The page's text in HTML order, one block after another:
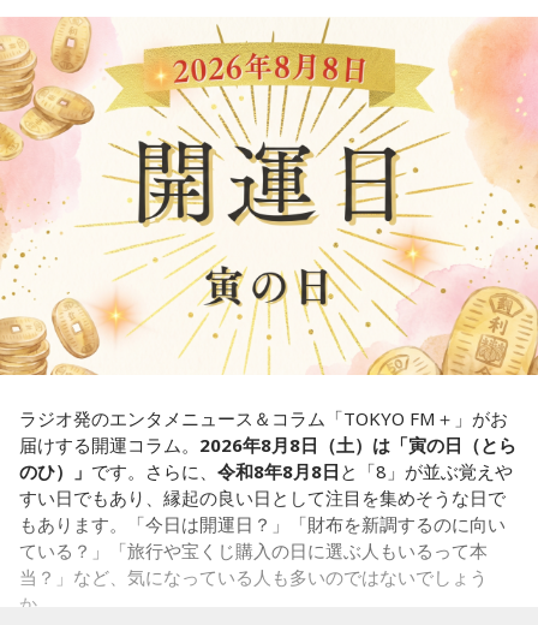
いくような“若さ”をすごく感じました。
次回8月8日（土）の放送は、シンガーソングライター・バー
チャルYouTuberのぼっちぼろまるさんをゲストに迎えてお届
けします。
----------------------------------------------------
この日の放送をradikoタイムフリーで聴く
※放送エリア外の方は、プレミアム会員の登録でご利用いた
だけます。
----------------------------------------------------
＜番組概要＞
番組名：JA全農 COUNTDOWN JAPAN
ト
放送日時：毎週土曜 13:00～13:53
パーソナリティ：遠山大輔（グランジ）、潮紗理菜
番組Webサイト：https://www.tfm.co.jp/countdownjapan/
番組公式X：
@JA_CDJ
ことであれば、もしかしたら悩んでいた時期は体調が不安定
だったかもしれない。だって、普段だったら前向きにいける
ところが、何かふと不安になっちゃったりするでしょう。
例えば、小さいお子さんがいるときって、やっぱり楽しいけ
れど身体がついていけないときって、ちょっと子育てが憂鬱
になったりする時って出ちゃうじゃないですか。子どもの元
気な「キャー！」というのも、元気なときには「もう！」と
いうくらいで済むけれど、頭が痛いときはキツイもんね。そ
ういうことなんですよね。
自分の体力、コンディション。「元気」の「気」は中がお米
（氣）だから、しっかり食べて、元気をつけていってくださ
い。それも、仕事のうちです。
パートナーの奥迫協子、パーソナリティの江原啓之
●江原啓之 今夜の格言
「フィジカルはスピリチュアルの基本です」
【解説】
この心理テストでわかることは、あなたの「我慢しすぎ・自
己主張ニガテ度」です。
ダムの水は「溜め込んだ本音や感情」を暗示しています。ダ
ムの何が気になったかで、あなたがなぜ言いたいことを飲み
込んでしまうのか……その理由と、我慢の深さがわかります。
【解答】
1．こぼれてしまわないか……我慢しすぎ度90％
限界が気になったあなた。本音をギリギリまで溜め込んでい
ませんか。「嫌われるかも」という不安から、言葉を飲み込
み続けてきたのでは。でも、あなたが少し本音を見せても、
大切な人は離れていきません。小さな「イヤ」から、言葉に
してみましょう。
2．こんなに必要なのか……我慢しすぎ度45％
水の価値を気にしたあなた。裏を返せば、自分の意見に「言
うほどの価値があるのかな」と、自信を持てずにいるのかも
しれません。しかし、あなたの考えには、ちゃんと意味があ
ります。肩の力を抜いて、まずは思ったことを口にする練習
ラジオ発のエンタメニュース＆コラム「TOKYO FM＋」がお
届けする開運コラム。 2026年8月8日（土）は「寅の日（とら
のひ）」 です。さらに、 令和8年8月8日 と「8」が並ぶ覚えや
すい日でもあり、縁起の良い日として注目を集めそうな日で
もあります。「今日は開運日？」「財布を新調するのに向い
ている？」「旅行や宝くじ購入の日に選ぶ人もいるって本
当？」など、気になっている人も多いのではないでしょう
か。